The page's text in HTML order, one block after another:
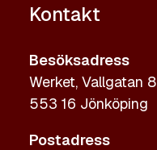
Kontakt
Besöksadress
Werket, Vallgatan 8
553 16 Jönköping
Postadress